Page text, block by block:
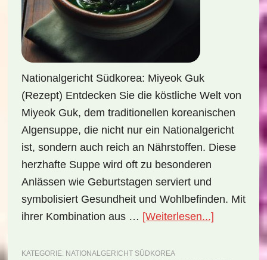
Nationalgericht Südkorea: Miyeok Guk
(Rezept) Entdecken Sie die köstliche Welt von
Miyeok Guk, dem traditionellen koreanischen
Algensuppe, die nicht nur ein Nationalgericht
ist, sondern auch reich an Nährstoffen. Diese
herzhafte Suppe wird oft zu besonderen
Anlässen wie Geburtstagen serviert und
symbolisiert Gesundheit und Wohlbefinden. Mit
ihrer Kombination aus … [Weiterlesen...]
KATEGORIE: NATIONALGERICHT SÜDKOREA